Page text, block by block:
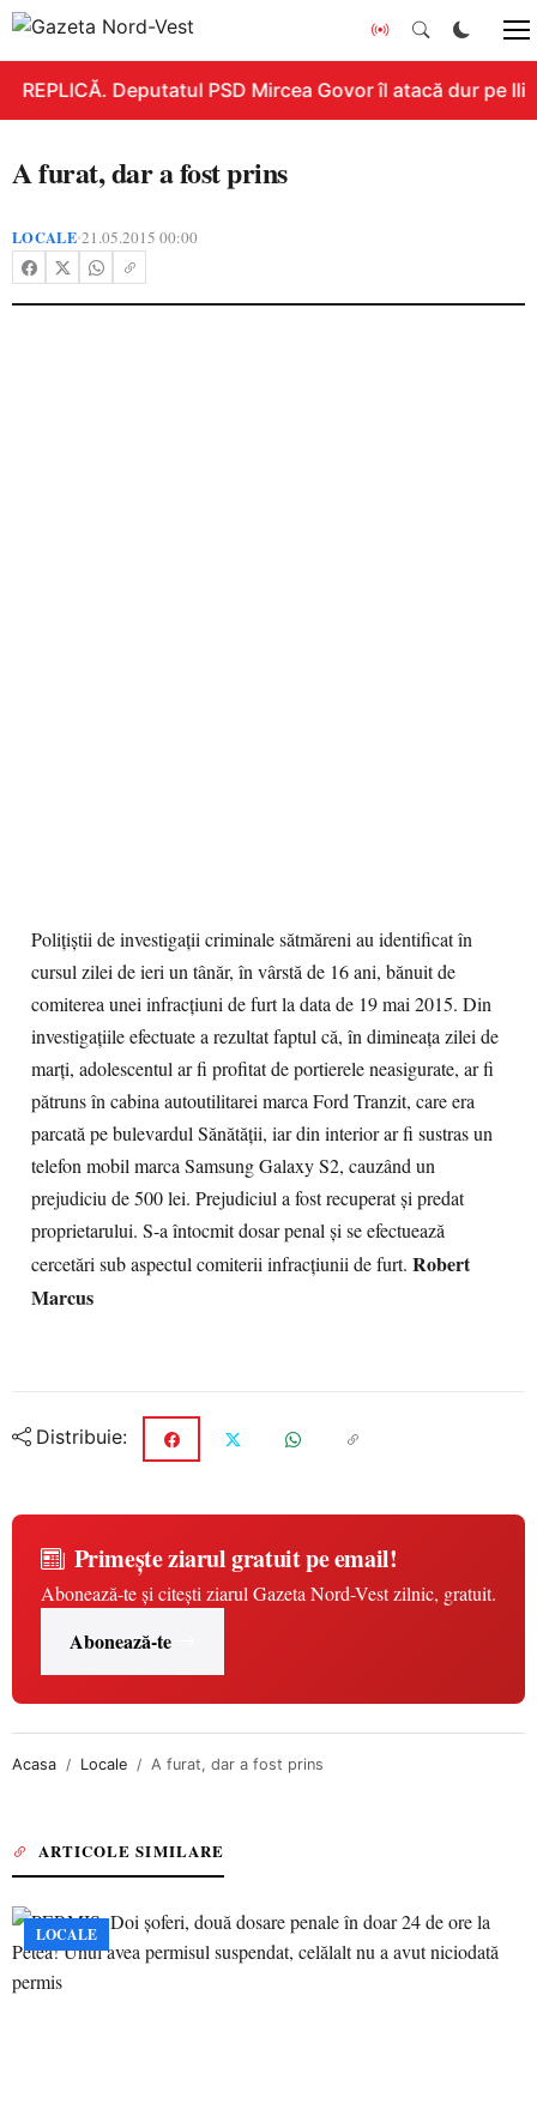
REPLICĂ. Deputatul PSD Mircea Govor îl atacă dur pe
A furat, dar a fost prins
LOCALE•21.05.2015 00:00
Poliţiştii de investigaţii criminale sătmăreni au identificat în
cursul zilei de ieri un tânăr, în vârstă de 16 ani, bănuit de
comiterea unei infracţiuni de furt la data de 19 mai 2015. Din
investigaţiile efectuate a rezultat faptul că, în dimineaţa zilei de
marţi, adolescentul ar fi profitat de portierele neasigurate, ar fi
pătruns în cabina autoutilitarei marca Ford Tranzit, care era
parcată pe bulevardul Sănătăţii, iar din interior ar fi sustras un
telefon mobil marca Samsung Galaxy S2, cauzând un
prejudiciu de 500 lei. Prejudiciul a fost recuperat şi predat
proprietarului. S-a întocmit dosar penal şi se efectuează
cercetări sub aspectul comiterii infracţiunii de furt. Robert
Marcus
Distribuie:
Primește ziarul gratuit pe email!
Abonează-te și citești ziarul Gazeta Nord-Vest zilnic, gratuit.
Abonează-te
Acasa Locale A furat, dar a fost prins
ARTICOLE SIMILARE
LOCALE